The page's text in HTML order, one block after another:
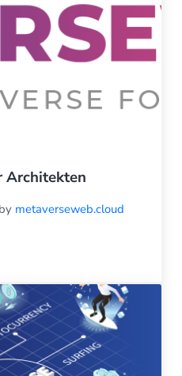
Architekten
by metaverseweb.cloud